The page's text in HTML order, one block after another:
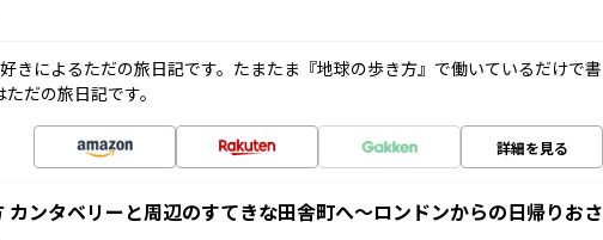
きによるただの旅日記です。たまたま『地球の歩き方』で働いているだけで書
だの旅日記です。
詳細を見る
カンタベリーと周辺のすてきな田舎町へ～ロンドンからの日帰りおさ